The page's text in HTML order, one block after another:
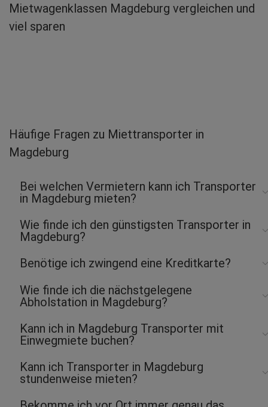
Mietwagenklassen Magdeburg vergleichen und
viel sparen
Häufige Fragen zu Miettransporter in
Magdeburg
Bei welchen Vermietern kann ich Transporter
in Magdeburg mieten?
Wie finde ich den günstigsten Transporter in
Magdeburg?
Benötige ich zwingend eine Kreditkarte?
Wie finde ich die nächstgelegene
Abholstation in Magdeburg?
Kann ich in Magdeburg Transporter mit
Einwegmiete buchen?
Kann ich Transporter in Magdeburg
stundenweise mieten?